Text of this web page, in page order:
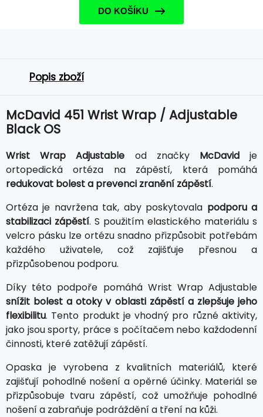
DO KOŠÍKU
Popis zboží
McDavid 451 Wrist Wrap / Adjustable
Black OS
Wrist Wrap Adjustable od značky McDavidje
ortopedická ortéza na zápěstí, která pomáhá
redukovat bolest a prevenci zranění zápěstí.
Ortéza je navržena tak, aby poskytovala podporu a
stabilizaci zápěstí. S použitím elastického materiálu s
velcro pásku lze ortézu snadno přizpůsobit potřebám
každého uživatele, což zajišťuje přesnou a
přizpůsobenou podporu.
Díky této podpoře pomáhá Wrist Wrap Adjustable
snížit bolest a otoky v oblasti zápěstí a zlepšuje jeho
flexibilitu. Tento produkt je vhodný pro různé aktivity,
jako jsou sporty, práce s počítačem nebo každodenní
činnosti, které zatěžují zápěstí.
Opaska je vyrobena z kvalitních materiálů, které
zajišťují pohodlné nošení a opěrné účinky. Materiál se
přizpůsobuje tvaru zápěstí, což umožňuje pohodlné
nošení a zabraňuje podráždění a tření na kůži.